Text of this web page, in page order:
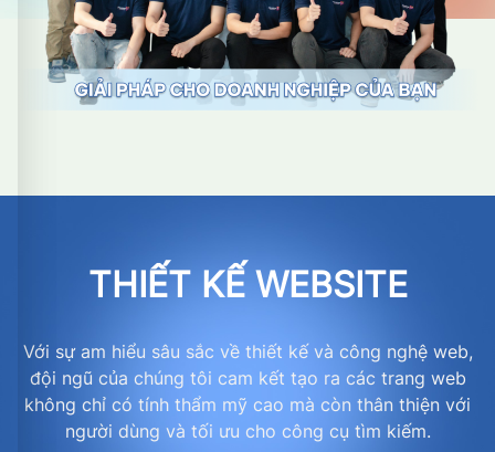
THIẾT KẾ WEBSITE
Với sự am hiểu sâu sắc về thiết kế và công nghệ web,
đội ngũ của chúng tôi cam kết tạo ra các trang web
không chỉ có tính thẩm mỹ cao mà còn thân thiện với
người dùng và tối ưu cho công cụ tìm kiếm.